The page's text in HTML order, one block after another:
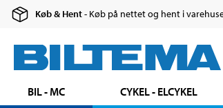
Køb & Hent- Køb på nettet og hent i
BIL - MC CYKEL - ELCYKEL